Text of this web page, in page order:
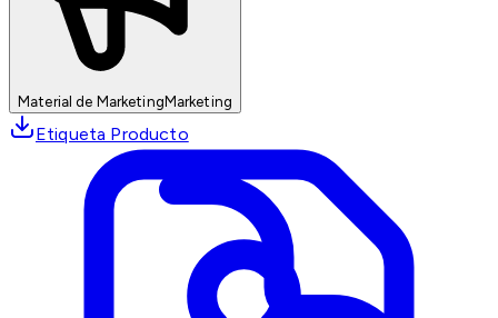
Material de MarketingMarketing
Etiqueta Producto